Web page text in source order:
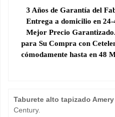
3 Años de Garantía del
Entrega a domicilio en
Mejor Precio
para Su Compra con
cómodamente hasta en 48
Taburete alto tapizado
Century.